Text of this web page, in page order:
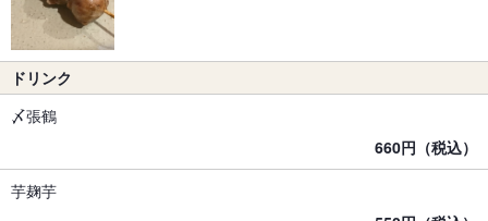
ドリンク
〆張鶴
660円（税込）
芋麹芋